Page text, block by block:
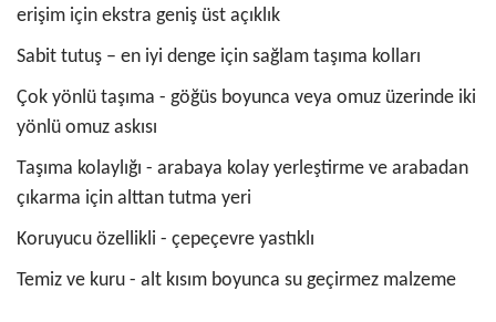
erişim için ekstra geniş üst açıklık
Sabit tutuş – en iyi denge için sağlam taşıma kolları
Çok yönlü taşıma - göğüs boyunca veya omuz üzerinde iki
yönlü omuz askısı
Taşıma kolaylığı - arabaya kolay yerleştirme ve arabadan
çıkarma için alttan tutma yeri
Koruyucu özellikli - çepeçevre yastıklı
Temiz ve kuru - alt kısım boyunca su geçirmez malzeme